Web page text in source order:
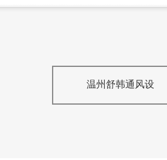
温州舒韩通风设